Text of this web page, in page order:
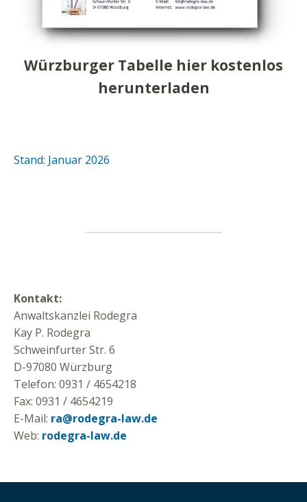
Würzburger Tabelle hier kostenlos
herunterladen
Stand: Januar 2026
Kontakt:
Anwaltskanzlei Rodegra
Kay P. Rodegra
Schweinfurter Str. 6
D-97080 Würzburg
Telefon: 0931 / 4654218
Fax: 0931 / 4654219
E-Mail: ra@rodegra-law.de
Web: rodegra-law.de